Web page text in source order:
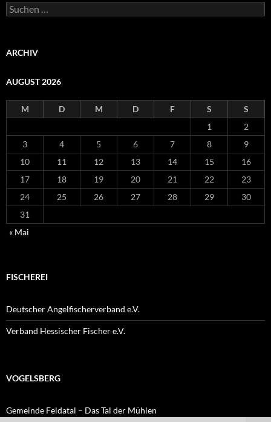
Suchen
nach:
ARCHIV
AUGUST 2026
M D M D F S
S
1
2
3
4 5 6 7 8
9
10
11 12 13 14 15
16
17
18 19 20 21 22
23
24
25 26 27 28 29
30
31
« Mai
FISCHEREI
Deutscher Angelfischerverband e.V.
Verband Hessischer Fischer e.V.
VOGELSBERG
Gemeinde Feldatal – Das Tal der Mühlen